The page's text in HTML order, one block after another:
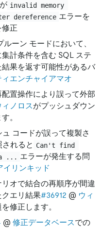
invalid memory
dereference エラーを
正
ーン モードにおいて、
計条件を含む SQL ステ
果を返す可能性があるバ
ィエンチャイアマオ
置操作により誤って外部
ィノロスがプッシュダウン
。
コードが誤って複製さ
れると Can't find
... エラーが発生する問
イリンキッド
オで結合の再順序が間違
エリ結果#36912 @ ウィ
修正します。
@ 修正データベースでの